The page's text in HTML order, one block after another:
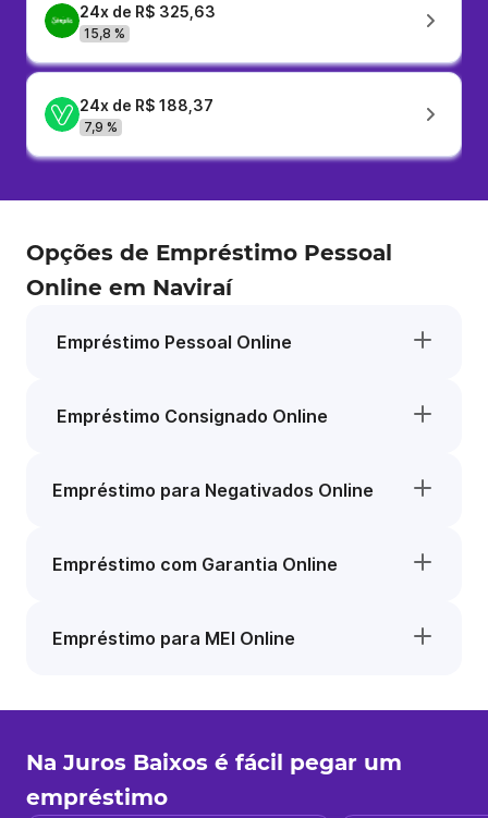
24x de R$ 325,63
15,8 %
24x de R$ 188,37
7,9 %
Opções de Empréstimo Pessoal
Online em Naviraí
Empréstimo Pessoal Online
Empréstimo Consignado Online
Empréstimo para Negativados Online
Empréstimo com Garantia Online
Empréstimo para MEI Online
Na Juros Baixos é fácil pegar um
empréstimo